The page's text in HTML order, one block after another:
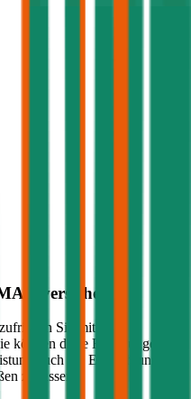
versichern?
Sie mit ihrer
können diese Erfahrungen
auch die Empfehlungen
zu lassen: